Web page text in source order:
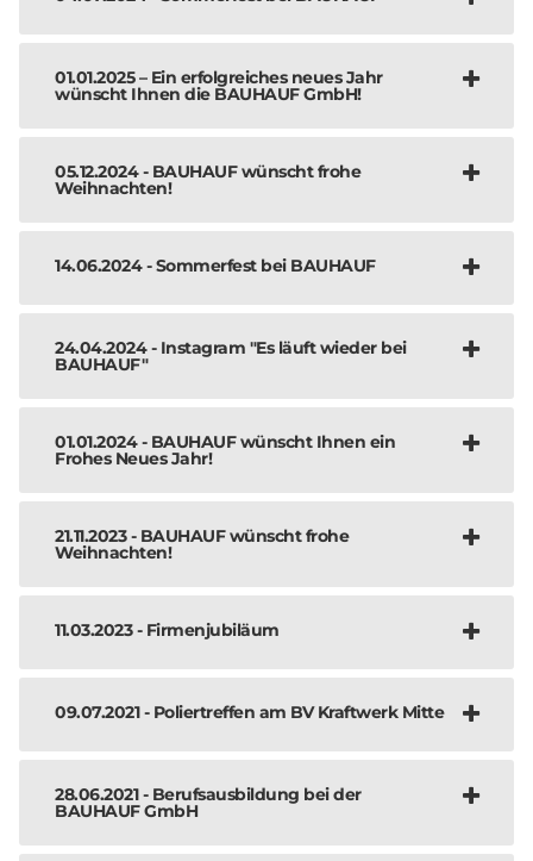
01.01.2025 – Ein erfolgreiches neues Jahr
wünscht Ihnen die BAUHAUF GmbH!
05.12.2024 - BAUHAUF wünscht frohe
Weihnachten!
14.06.2024 - Sommerfest bei BAUHAUF
24.04.2024 - Instagram "Es läuft wieder bei
BAUHAUF"
01.01.2024 - BAUHAUF wünscht Ihnen ein
Frohes Neues Jahr!
21.11.2023 - BAUHAUF wünscht frohe
Weihnachten!
11.03.2023 - Firmenjubiläum
09.07.2021 - Poliertreffen am BV Kraftwerk Mitte
28.06.2021 - Berufsausbildung bei der
BAUHAUF GmbH